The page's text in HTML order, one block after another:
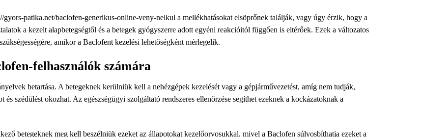
gyors-patika.net/baclofen-generikus-online-veny-nelkul a mellékhatásokat elsöprőnek találják, vagy úgy érzik, hogy a
a kezelt alapbetegségtől és a betegek gyógyszerre adott egyéni reakcióitól függően is eltérőek. Ezek a változatos
amikor a Baclofent kezelési lehetőségként mérlegelik.
felhasználók számára
betartása. A betegeknek kerülniük kell a nehézgépek kezelését vagy a gépjárművezetést, amíg nem tudják,
szédülést okozhat. Az egészségügyi szolgáltató rendszeres ellenőrzése segíthet ezeknek a kockázatoknak a
betegeknek meg kell beszélniük ezeket az állapotokat kezelőorvosukkal, mivel a Baclofen súlyosbíthatja ezeket a